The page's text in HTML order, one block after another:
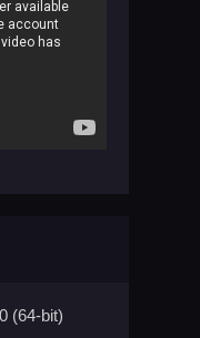
(64-bit)